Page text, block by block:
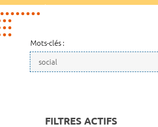
Mots-clés :
FILTRES ACTIFS